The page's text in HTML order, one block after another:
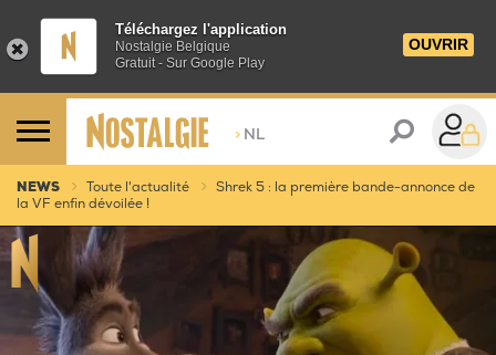
Téléchargez l'application
Nostalgie Belgique
Gratuit - Sur Google Play
OUVRIR
> NL
NEWS Toute l'actualité
Shrek 5 : la première bande-annonce de
la VF enfin dévoilée !